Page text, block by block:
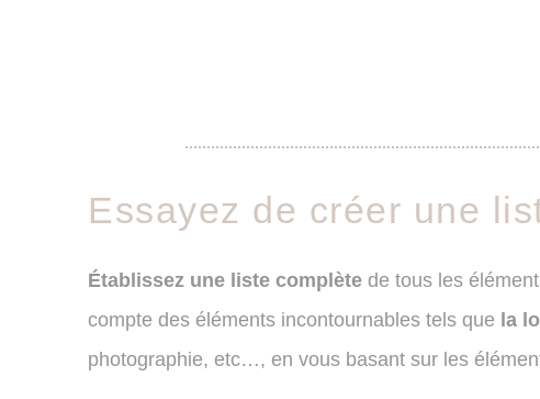
Essayez de créer une
Établissez une liste complète de tous les
compte des éléments incontournables tels que la
photographie, etc…, en vous basant sur les